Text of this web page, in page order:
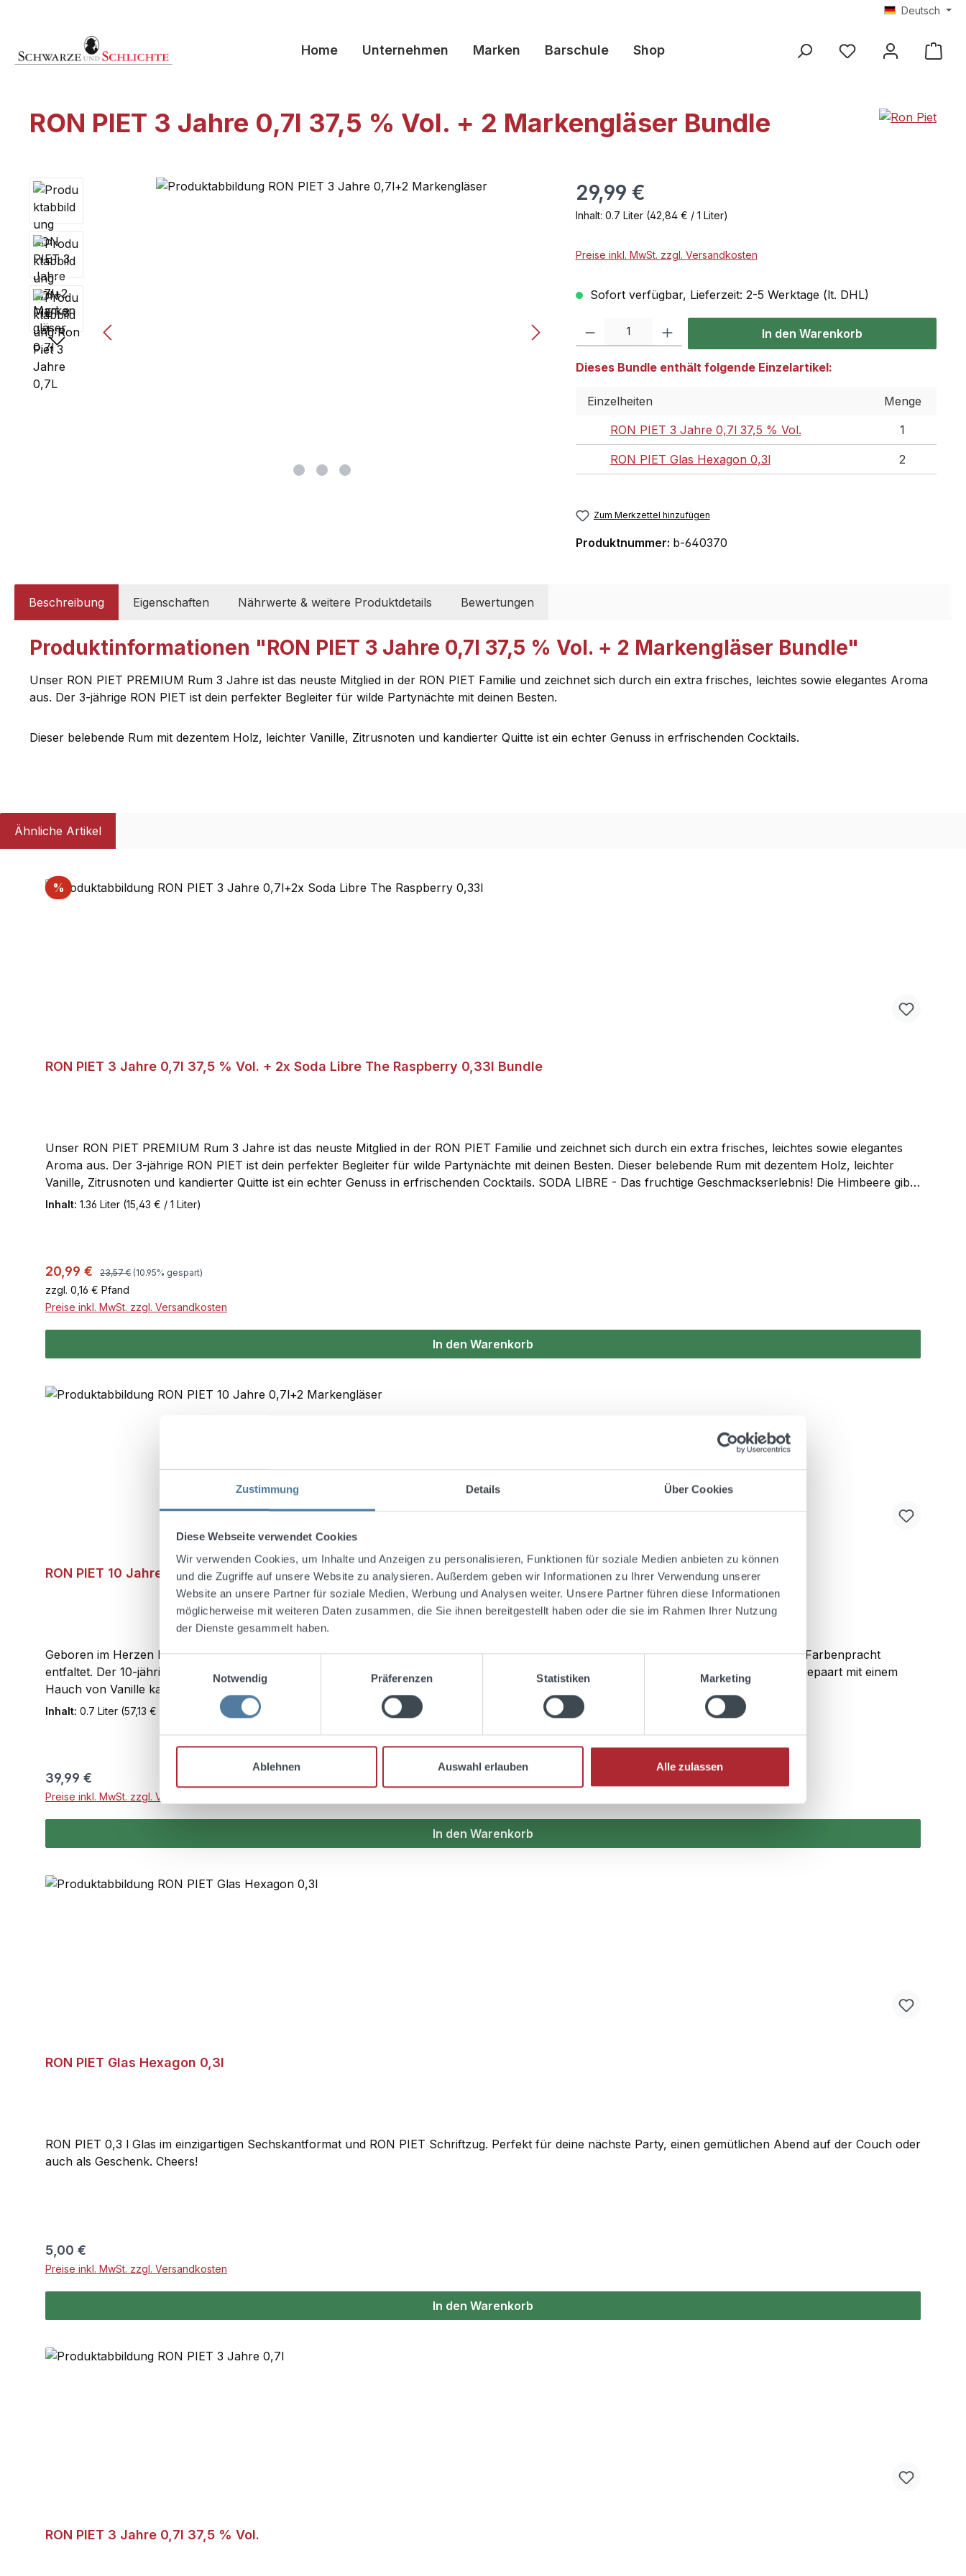
Zustimmung Details Über Cookies
Diese Webseite verwendet Cookies
Wir verwenden Cookies, um Inhalte und Anzeigen zu personalisieren, Funktionen für soziale Medien anbieten zu können
und die Zugriffe auf unsere Website zu analysieren. Außerdem geben wir Informationen zu Ihrer Verwendung unserer
Website an unsere Partner für soziale Medien, Werbung und Analysen weiter. Unsere Partner führen diese Informationen
möglicherweise mit weiteren Daten zusammen, die Sie ihnen bereitgestellt haben oder die sie im Rahmen Ihrer Nutzung
der Dienste gesammelt haben.
Einwilligungsauswahl
Notwendig
Präferenzen Statistiken Marketing
Ablehnen Auswahl erlauben Alle zulassen
Deutsch
Home Unternehmen Marken Barschule Shop
RON PIET 3 Jahre 0,7l 37,5 % Vol. + 2 Markengläser Bundle
Bildergalerie überspringen 29,99 €
Inhalt: 0.7 Liter (42,84 € / 1 Liter)
Preise inkl. MwSt. zzgl. Versandkosten
Sofort verfügbar, Lieferzeit: 2-5 Werktage (lt. DHL)
In den Warenkorb
Dieses Bundle enthält folgende Einzelartikel:
Einzelheiten
Menge
RON PIET 3 Jahre 0,7l 37,5 % Vol.
1
RON PIET Glas Hexagon 0,3l 2
Zum Merkzettel hinzufügen
Produktnummer: b-640370
Beschreibung Eigenschaften Nährwerte & weitere Produktdetails Bewertungen
Produktinformationen "RON PIET 3 Jahre 0,7l 37,5 % Vol. + 2 Markengläser Bundle"
Unser RON PIET PREMIUM Rum 3 Jahre ist das neuste Mitglied in der RON PIET Familie und zeichnet sich durch ein extra frisches, leichtes sowie elegantes Aroma
aus. Der 3-jährige RON PIET ist dein perfekter Begleiter für wilde Partynächte mit deinen Besten.
Dieser belebende Rum mit dezentem Holz, leichter Vanille, Zitrusnoten und kandierter Quitte ist ein echter Genuss in erfrischenden Cocktails.
Ähnliche Artikel
% Rabatt
RON PIET 3 Jahre 0,7l 37,5 % Vol. + 2x Soda Libre The Raspberry 0,33l Bundle
Unser RON PIET PREMIUM Rum 3 Jahre ist das neuste Mitglied in der RON PIET Familie und zeichnet sich durch ein extra frisches, leichtes sowie elegantes
Aroma aus. Der 3-jährige RON PIET ist dein perfekter Begleiter für wilde Partynächte mit deinen Besten. Dieser belebende Rum mit dezentem Holz, leichter
Vanille, Zitrusnoten und kandierter Quitte ist ein echter Genuss in erfrischenden Cocktails. SODA LIBRE - Das fruchtige Geschmackserlebnis! Die Himbeere gibt
dieser Limonade einen unvergleichlich fruchtigen, leicht säuerlichen und natürlichen Geschmack. THE RASPBERRY ist nicht nur pur ein Genuss, sondern bietet
Inhalt: 1.36 Liter (15,43 € / 1 Liter)
Verkaufspreis:
20,99 € Regulärer Preis:
23,57 € (10.95% gespart)
zzgl. 0,16 € Pfand
Preise inkl. MwSt. zzgl. Versandkosten
In den Warenkorb
RON PIET 10 Jahre 0,7l 40 % Vol. + 2 Markengläser Bundle
Geboren im Herzen Panamas, reift RON PIET 10 Jahre in feinsten Bourbon Fässern, bis er in unserer Manufaktur in Hamburg seine volle Farbenpracht
entfaltet. Der 10-jährige RON PIET ist dein perfekter Begleiter für entspannte Abende in guter Gesellschaft. Seine ausgewogene Weichheit gepaart mit einem
Hauch von Vanille kann pur, auf Eis oder als Cocktail genossen werden.
Inhalt: 0.7 Liter (57,13 € / 1 Liter)
Regulärer Preis:
39,99 €
Preise inkl. MwSt. zzgl. Versandkosten
In den Warenkorb
RON PIET Glas Hexagon 0,3l
RON PIET 0,3 l Glas im einzigartigen Sechskantformat und RON PIET Schriftzug. Perfekt für deine nächste Party, einen gemütlichen Abend auf der Couch oder
auch als Geschenk. Cheers!
Regulärer Preis:
5,00 €
Preise inkl. MwSt. zzgl. Versandkosten
In den Warenkorb
RON PIET 3 Jahre 0,7l 37,5 % Vol.